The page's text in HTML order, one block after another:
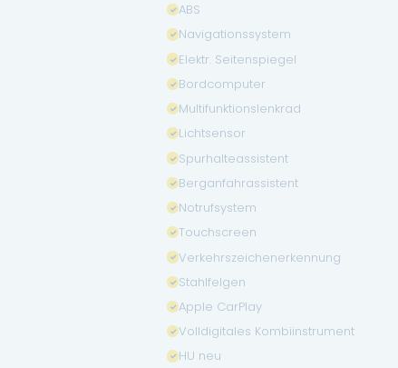
ABS
Navigationssystem
Elektr. Seitenspiegel
Bordcomputer
Multifunktionslenkrad
Lichtsensor
Spurhalteassistent
Berganfahrassistent
Notrufsystem
Touchscreen
Verkehrszeichenerkennung
Stahlfelgen
Apple CarPlay
Volldigitales Kombiinstrument
HU neu